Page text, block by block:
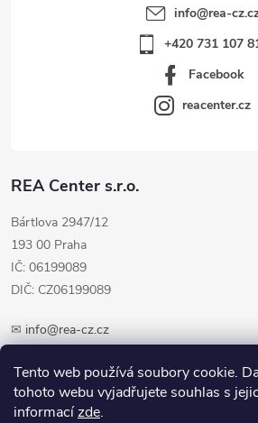
Tento web používá soubory cookie.
tohoto webu vyjadřujete souhlas s
informacízde.
REA Center s.r.o.
Bártlova 2947/12
193 00 Praha
IČ: 06199089
DIČ: CZ06199089
✉ info@rea-cz.cz
info@rea-
+420 731 107
Facebook
reacenter.cz